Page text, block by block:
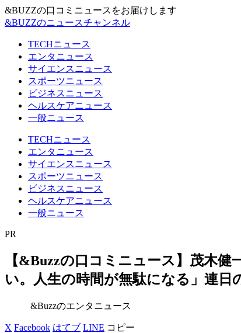
&BUZZの口コミニュースをお届けします
&BUZZのニュースチャンネル
TECHニュース
エンタニュース
サイエンスニュース
スポーツニュース
ビジネスニュース
ヘルスケアニュース
一般ニュース
TECHニュース
エンタニュース
サイエンスニュース
スポーツニュース
ビジネスニュース
ヘルスケアニュース
一般ニュース
PR
【&Buzzの口コミニュース】茂木
い。人生の時間が無駄になる」連日
&Buzzのエンタニュース
X Facebook はてブ LINE コピー